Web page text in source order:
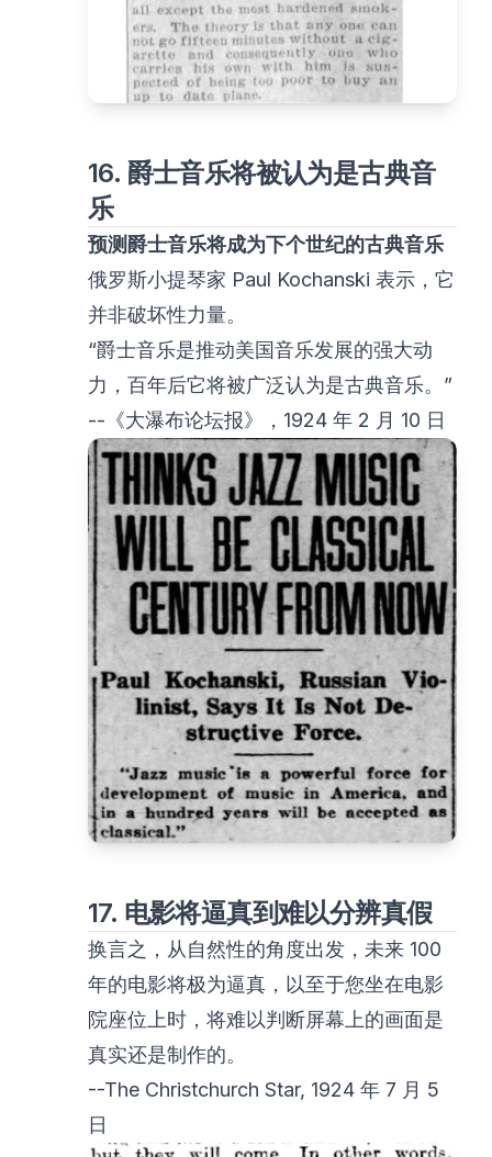
16. 爵士音乐将被认为是古典音
乐
预测爵士音乐将成为下个世纪的古典音乐
俄罗斯小提琴家 Paul Kochanski 表示，它
并非破坏性力量。
“爵士音乐是推动美国音乐发展的强大动
力，百年后它将被广泛认为是古典音乐。”
--《大瀑布论坛报》，1924 年 2 月 10 日
17. 电影将逼真到难以分辨真假
换言之，从自然性的角度出发，未来 100
年的电影将极为逼真，以至于您坐在电影
院座位上时，将难以判断屏幕上的画面是
真实还是制作的。
--The Christchurch Star, 1924 年 7 月 5
日